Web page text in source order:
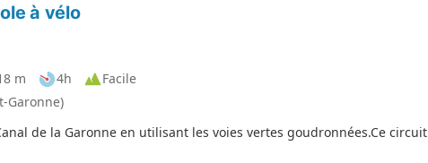
à vélo
m 4h
Facile
Garonne)
de la Garonne en utilisant les voies vertes goudronnées.Ce circuit